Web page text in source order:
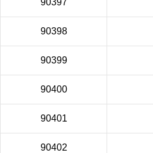
90397
90398
90399
90400
90401
90402